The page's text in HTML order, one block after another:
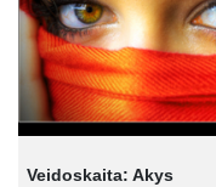
Veidoskaita: Akys